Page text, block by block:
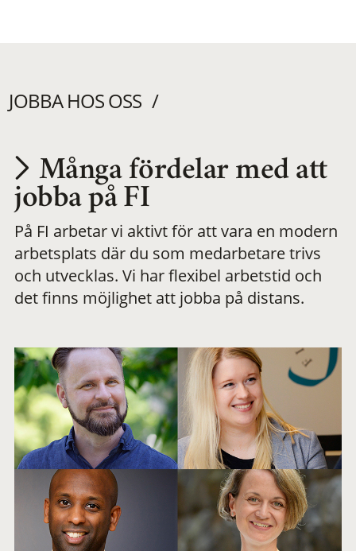
JOBBA HOS OSS
Utvecklas på en
meningsfull och
flexibel
Många fördelar med att
jobba på FI
På FI arbetar vi aktivt för att vara en modern
arbetsplats där du som medarbetare trivs
och utvecklas. Vi har flexibel arbetstid och
det finns möjlighet att jobba på distans.